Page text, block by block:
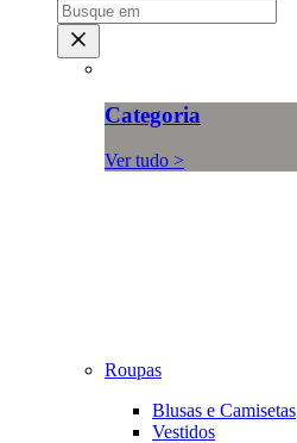
Categoria
Ver tudo >
Roupas
Blusas e Camisetas
Vestidos